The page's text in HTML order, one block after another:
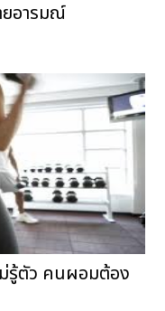
ยอารมณ์
รู้ตัว คนผอมต้อง